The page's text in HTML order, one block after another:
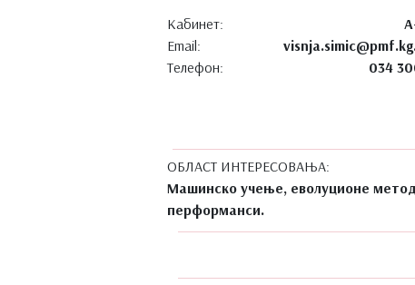
Кабинет:
Email:
Телефон:
034
ОБЛАСТ ИНТЕРЕСОВАЊА:
Машинско учење, еволуционе
перформанси.